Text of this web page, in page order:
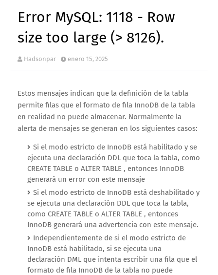
Error MySQL: 1118 - Row
size too large (> 8126).
Hadsonpar enero 15, 2025
Estos mensajes indican que la definición de la tabla
permite filas que el formato de fila InnoDB de la tabla
en realidad no puede almacenar. Normalmente la
alerta de mensajes se generan en los siguientes casos:
Si el modo estricto de InnoDB está habilitado y se
ejecuta una declaración DDL que toca la tabla, como
CREATE TABLE o ALTER TABLE , entonces InnoDB
generará un error con este mensaje
Si el modo estricto de InnoDB está deshabilitado y
se ejecuta una declaración DDL que toca la tabla,
como CREATE TABLE o ALTER TABLE , entonces
InnoDB generará una advertencia con este mensaje.
Independientemente de si el modo estricto de
InnoDB está habilitado, si se ejecuta una
declaración DML que intenta escribir una fila que el
formato de fila InnoDB de la tabla no puede